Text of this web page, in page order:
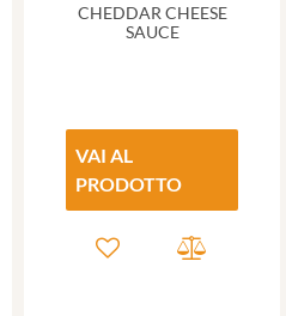
CHEDDAR CHEESE
SAUCE
VAI AL
PRODOTTO